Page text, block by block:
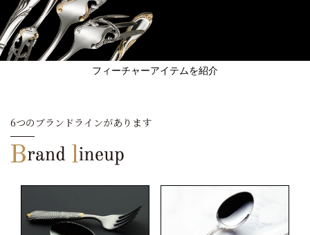
フィーチャーアイテムを紹介
6つのブランドラインがあります